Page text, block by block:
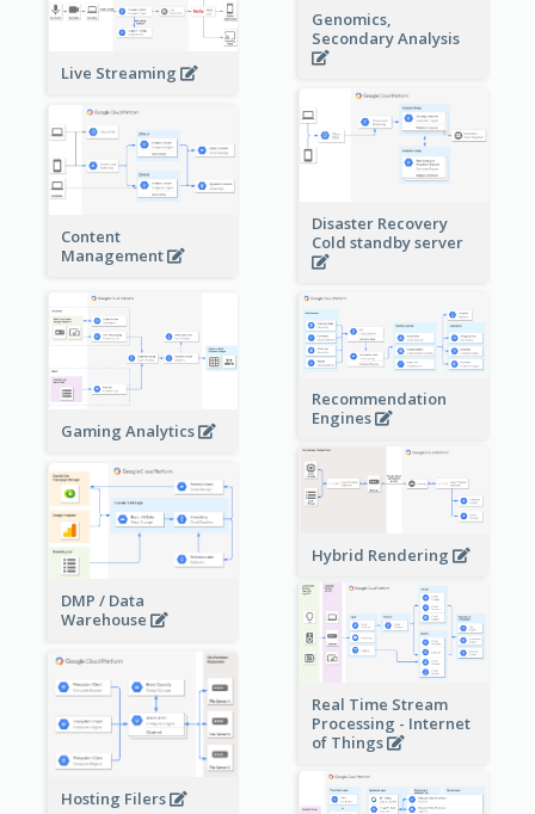
Genomics,
Secondary Analysis
Live Streaming
Disaster Recovery
Cold standby server
Content
Management
Gaming Analytics
Recommendation
Engines
Hybrid Rendering
DMP / Data
Warehouse
Real Time Stream
Processing - Internet
of Things
Hosting Filers